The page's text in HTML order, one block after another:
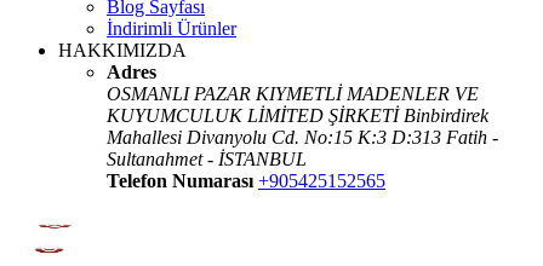
Blog Sayfası
İndirimli Ürünler
HAKKIMIZDA
Adres
OSMANLI PAZAR KIYMETLİ MADENLER VE
KUYUMCULUK LİMİTED ŞİRKETİ Binbirdirek
Mahallesi Divanyolu Cd. No:15 K:3 D:313 Fatih -
Sultanahmet - İSTANBUL
Telefon Numarası +905425152565